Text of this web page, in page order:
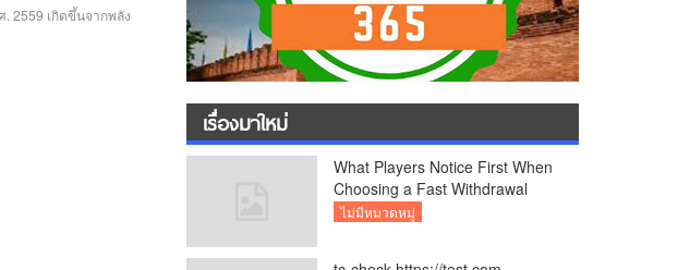
2559 เกิดขึ้นจากพลัง
เรื่องมาใหม่
What Players Notice First When
Choosing a Fast Withdrawal
Casino UK
ไม่มีหมวดหมู่